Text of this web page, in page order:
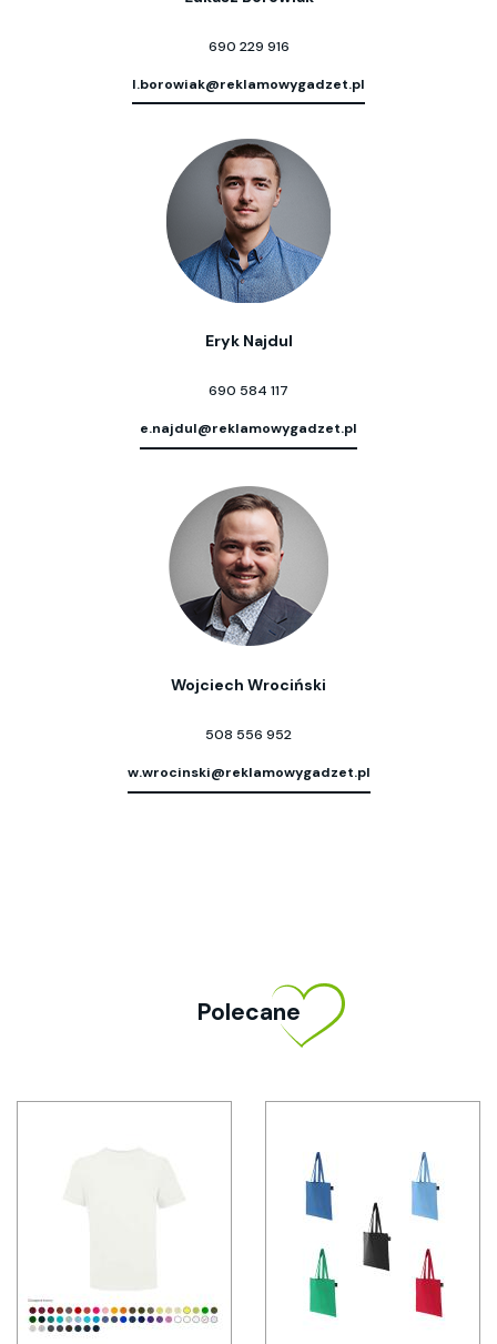
690 229 916
l.borowiak@reklamowygadzet.pl
Eryk Najdul
690 584 117
e.najdul@reklamowygadzet.pl
Wojciech Wrociński
508 556 952
w.wrocinski@reklamowygadzet.pl
Polecane